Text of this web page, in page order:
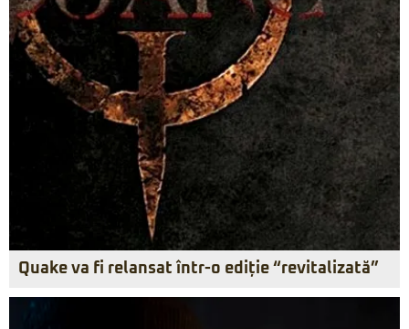
Quake va fi relansat într-o ediție “revitalizată”